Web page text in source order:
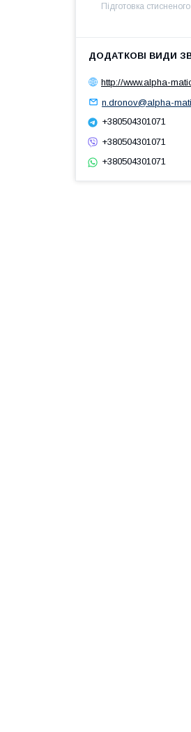
Підготовка
http://www.alpha-
n.dronov@alpha-
+380504301071
+380504301071
+380504301071